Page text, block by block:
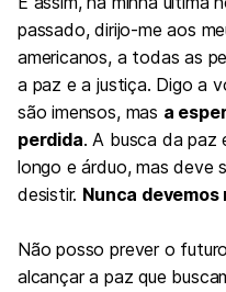
passado, dirijo-me aos
americanos, a todas as
a paz e a justiça. Digo a
são imensos, mas a
perdida. A busca da paz
longo e árduo, mas deve
desistir. Nunca
Não posso prever o
alcançar a paz que